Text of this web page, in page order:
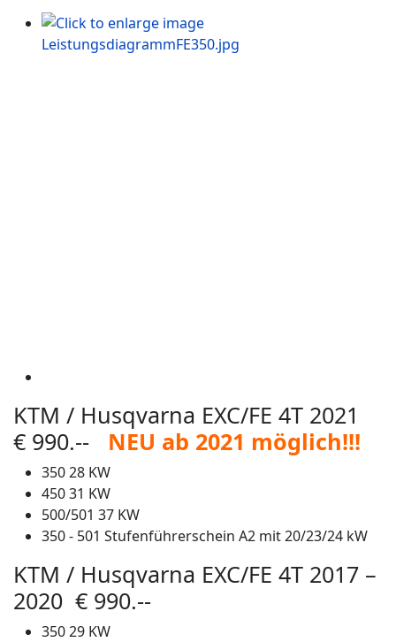
KTM / Husqvarna EXC/FE 4T 2021
€ 990.-- NEU ab 2021 möglich!!!
350 28 KW
450 31 KW
500/501 37 KW
350 - 501 Stufenführerschein A2 mit 20/23/24 kW
KTM / Husqvarna EXC/FE 4T 2017 –
2020 € 990.--
350 29 KW